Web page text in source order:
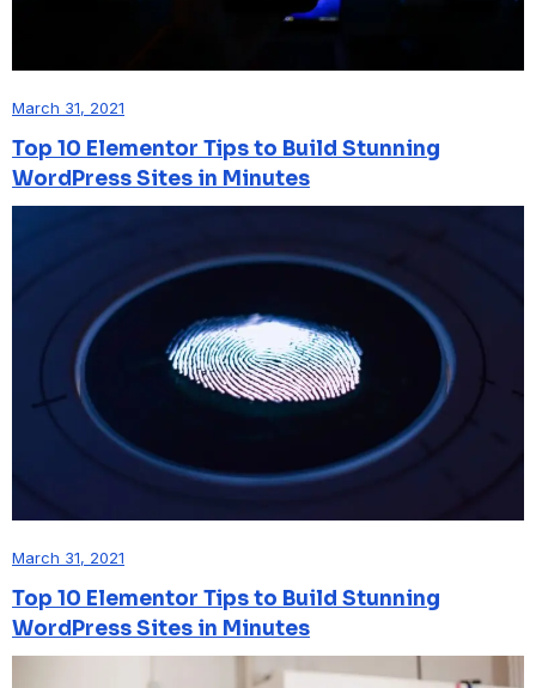
March 31, 2021
Top 10 Elementor Tips to Build Stunning
WordPress Sites in Minutes
March 31, 2021
Top 10 Elementor Tips to Build Stunning
WordPress Sites in Minutes